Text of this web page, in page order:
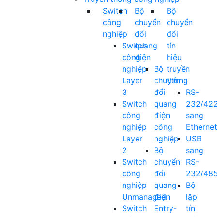
Switch
công
nghiệp
Switch
công
nghiệp
Layer
3
Switch
công
nghiệp
Layer
2
Switch
công
nghiệp
Unmanaged
Switch
Bộ
chuyển
đổi
quang
điện
Bộ
chuyển
đổi
quang
điện
công
nghiệp
Bộ
chuyển
đổi
quang
điện
Entry-
Bộ
chuyển
đổi
tín
hiệu
truyền
thông
RS-
232/
sang
Ethernet
USB
sang
RS-
232/
Bộ
lặp
tín